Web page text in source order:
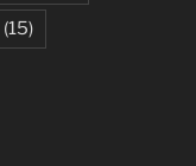
(15)